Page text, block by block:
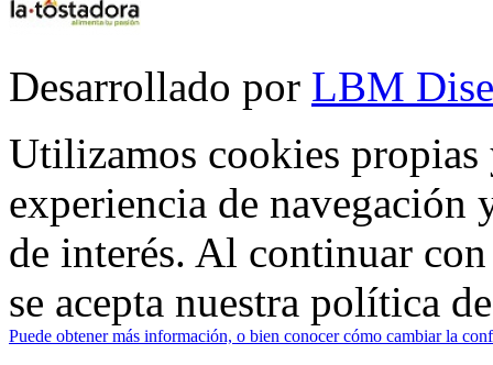
Desarrollado por LBM
Utilizamos cookies propias
experiencia de
de interés. Al continuar
se acepta nuestra política
Puede obtener más información, o bien conocer cómo cambiar la